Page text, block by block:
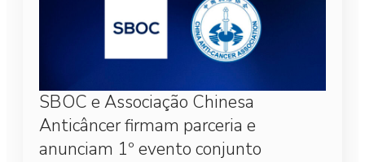
SBOC e Associação Chinesa
Anticâncer firmam parceria e
anunciam 1º evento conjunto